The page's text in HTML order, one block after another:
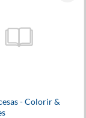
- Colorir &